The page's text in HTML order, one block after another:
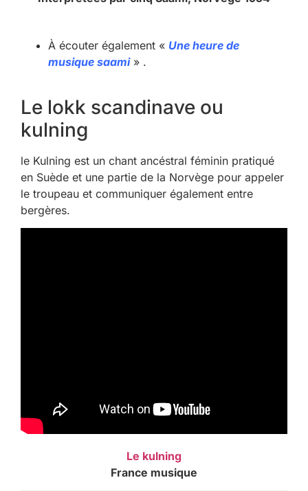
À écouter également « Une heure de
musique saami» .
Le lokk scandinave ou
kulning
le Kulning est un chant ancéstral féminin pratiqué
en Suède et une partie de la Norvège pour appeler
le troupeau et communiquer également entre
bergères.
Le kulning
France musique